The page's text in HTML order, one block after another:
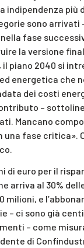
indipendenza più
sono arrivati
fase
la versione
piano 2040 si
energetica che
dei costi
–
Mancano
una fase critica».
di euro per il
arriva al 30%
e
– ci sono già
– come
di